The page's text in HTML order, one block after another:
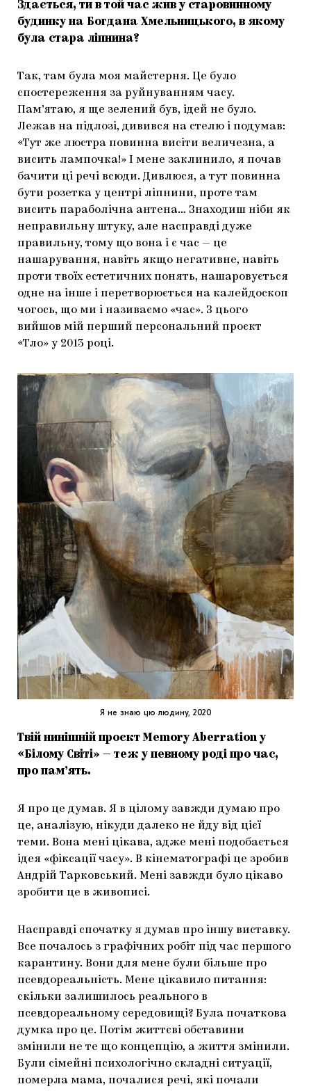
Здається, ти в той час жив у старовинному
будинку на Богдана Хмельницького, в якому
була стара ліпнина?
Так, там була моя майстерня. Це було
спостереження за руйнуванням часу.
Пам’ятаю, я ще зелений був, ідей не було.
Лежав на підлозі, дивився на стелю і подумав:
«Тут же люстра повинна висіти величезна, а
висить лампочка!» І мене заклинило, я почав
бачити ці речі всюди. Дивлюся, а тут повинна
бути розетка у центрі ліпнини, проте там
висить параболічна антена… Знаходиш ніби як
неправильну штуку, але насправді дуже
правильну, тому що вона і є час — це
нашарування, навіть якщо негативне, навіть
проти твоїх естетичних понять, нашаровується
одне на інше і перетворюється на калейдоскоп
чогось, що ми і називаємо «час». З цього
вийшов мій перший персональний проєкт
«Тло» у 2013 році.
Я не знаю цю людину, 2020
Твій нинішній проєкт Memory Aberration у
«Білому Світі» — теж у певному роді про час,
про пам’ять.
Я про це думав. Я в цілому завжди думаю про
це, аналізую, нікуди далеко не йду від цієї
теми. Вона мені цікава, адже мені подобається
ідея «фіксації часу». В кінематографі це зробив
Андрій Тарковський. Мені завжди було цікаво
зробити це в живописі.
Насправді спочатку я думав про іншу виставку.
Все почалось з графічних робіт під час першого
карантину. Вони для мене були більше про
псевдореальність. Мене цікавило питання:
скільки залишилось реального в
псевдореальному середовищі? Була початкова
думка про це. Потім життєві обставини
змінили не те що концепцію, а життя змінили.
Були сімейні психологічно складні ситуації,
померла мама, почалися речі, які почали